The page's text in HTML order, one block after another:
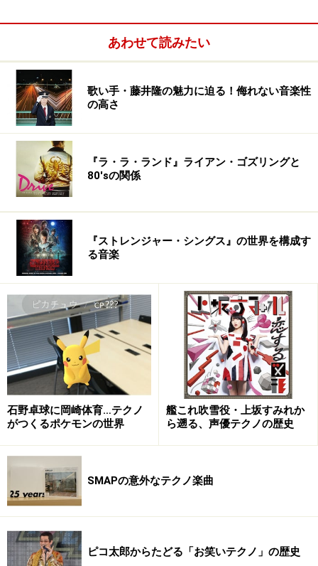
TOKTOKのNerkさんが友達の友達でライヴに遊びにきて
くれたのがはじまりです。TOKTOKはレコードもほとん
ど持ってるくらい好きで、ライヴの前から来ているのを
知っていたので、いつも以上に緊張したのを覚えていま
す。ライヴの後話しかけてきてくれたのですが、興奮し
てたし、たぶん「サンキュー」しか言ってません。数日
後、僕のホームページのメールアドレスに「デモテープ
送って」と連絡がありました。その後何度か会って、彼
のスタジオでミックスダウンからマスタリングまで一緒
TOKTOKはテクノシーンにいながら、いろんな音楽をと
りいれて、それでいて曲を聞くとTOKTOKってわかると
ころがかっこいいです。「Missy Queen's Gonna Die」も
ポップなのTOKTOKってわかるリズムがはいっています
よね。去年の夏にTOKTOK主催の２４時間ライヴのイベ
ント「KRAUTOK 」に出させてもらった時、酔っぱらった
Soffyが僕のライヴを気に入って乱入してきて歌いだし
た時は嬉しかったですが、同時にどうしていいかわかり
ませんでした（笑）。レコードのイラストはベルリン在
住の Chuuuさんに描いてもらいました。
※記事内容は執筆時点のものです。最新の内容をご確認くださ
1/3 次のページへ
あわせて読みたい
歌い手・藤井隆の魅力に迫る！侮れない音楽性
の高さ
『ラ・ラ・ランド』ライアン・ゴズリングと
80'sの関係
『ストレンジャー・シングス』の世界を構成す
る音楽
石野卓球に岡崎体育…テクノ
がつくるポケモンの世界
艦これ吹雪役・上坂すみれか
ら遡る、声優テクノの歴史
SMAPの意外なテクノ楽曲
ピコ太郎からたどる「お笑いテクノ」の歴史